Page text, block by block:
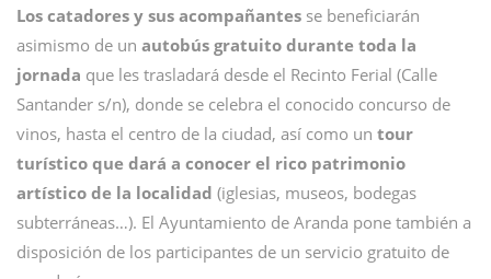
Los catadores y sus acompañantes se beneficiarán
asimismo de un autobús gratuito durante toda la
jornada que les trasladará desde el Recinto Ferial (Calle
Santander s/n), donde se celebra el conocido concurso de
vinos, hasta el centro de la ciudad, así como un tour
turístico que dará a conocer el rico patrimonio
artístico de la localidad (iglesias, museos, bodegas
subterráneas…). El Ayuntamiento de Aranda pone también a
disposición de los participantes de un servicio gratuito de